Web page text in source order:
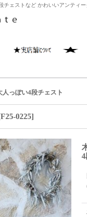
チェストなど かわいいアンティ
人っぽい4段チェスト
F25-0225]